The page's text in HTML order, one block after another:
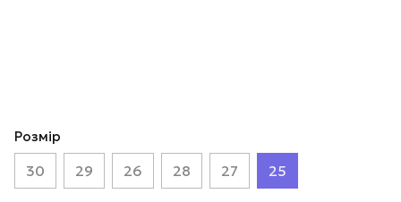
Розмір
30 29 26 28 27 25